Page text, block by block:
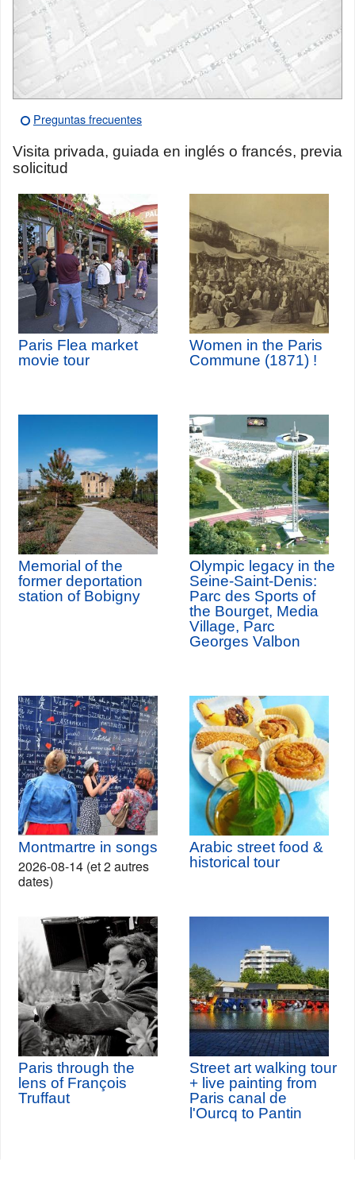
Preguntas frecuentes
Visita privada, guiada en inglés o francés, previa
solicitud
Paris Flea market
movie tour
Women in the Paris
Commune (1871) !
Memorial of the
former deportation
station of Bobigny
Olympic legacy in the
Seine-Saint-Denis:
Parc des Sports of
the Bourget, Media
Village, Parc
Georges Valbon
Montmartre in songs
2026-08-14 (et 2 autres
dates)
Arabic street food &
historical tour
Paris through the
lens of François
Truffaut
Street art walking tour
+ live painting from
Paris canal de
l'Ourcq to Pantin